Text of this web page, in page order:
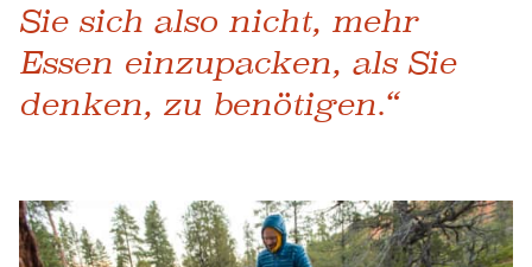
Sie sich also nicht, mehr
Essen einzupacken, als Sie
denken, zu benötigen.“